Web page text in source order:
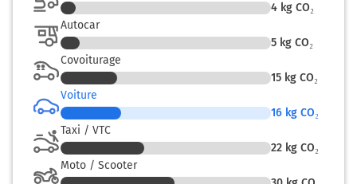
4 kg CO₂
Autocar
5 kg CO₂
Covoiturage
15 kg CO₂
Voiture
16 kg CO₂
Taxi / VTC
22 kg CO₂
Moto / Scooter